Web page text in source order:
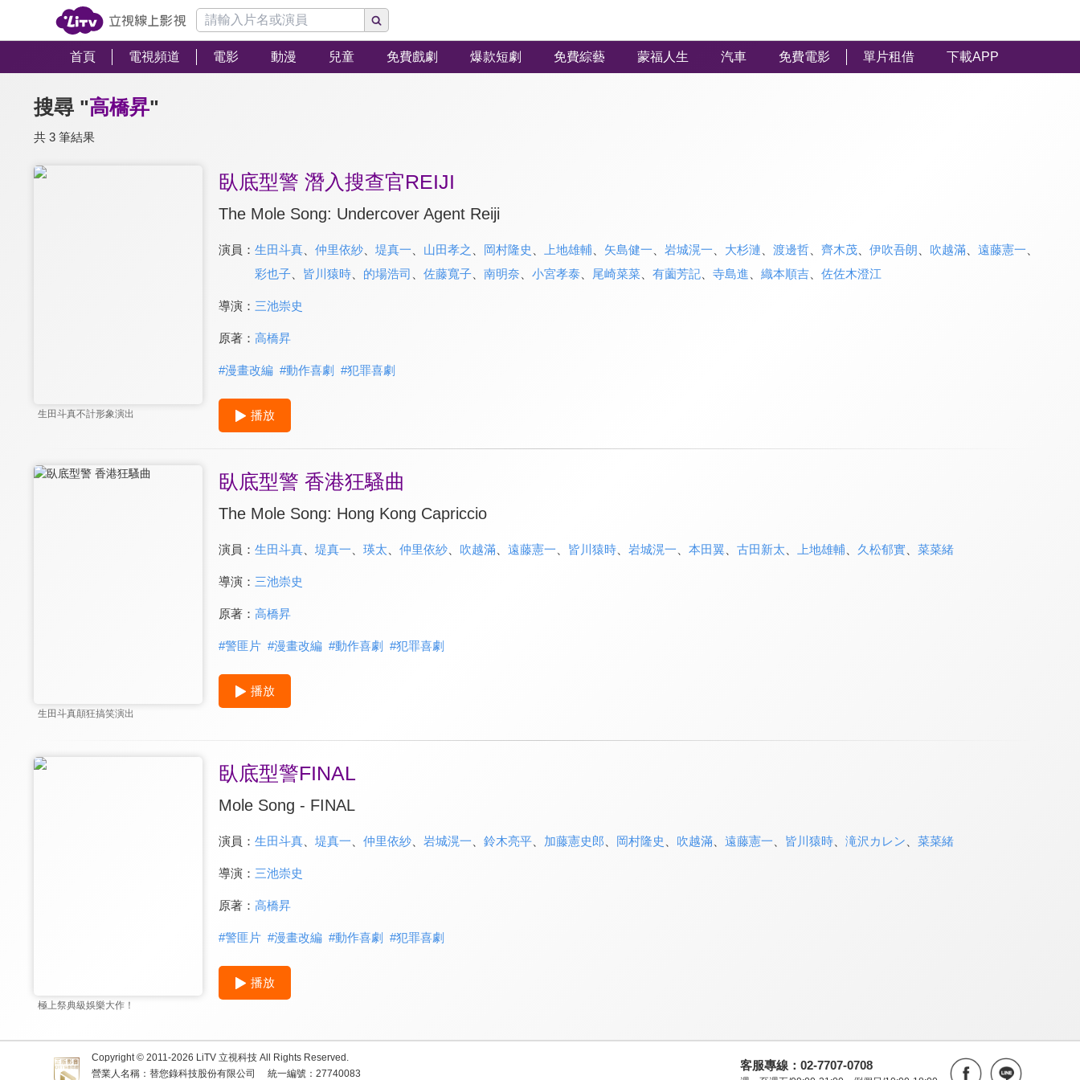
首頁 電視頻道 電影 動漫 兒童 免費戲劇 爆款短劇 免費綜藝 蒙福人生 汽車 免費電影 單片租借 下載APP
搜尋 "高橋昇"
共 3 筆結果
生田斗真不計形象演出
臥底型警 潛入搜查官REIJI
The Mole Song: Undercover Agent Reiji
演員： 生田斗真、 仲里依紗、 堤真一 山田孝之 岡村隆史 上地雄輔、 矢島健一 岩城滉一 大杉漣 渡邊哲、 齊木茂、 伊吹吾朗 吹越滿、 遠藤憲一
彩也子、 皆川猿時、 的場浩司 佐藤寬子、 南明奈 小宮孝泰、 尾崎菜菜、 有薗芳記、 寺島進 織本順吉、 佐佐木澄江
導演： 三池崇史
原著： 高橋昇
#漫畫改編 #動作喜劇 #犯罪喜劇
播放
生田斗真顛狂搞笑演出
臥底型警 香港狂騷曲
The Mole Song: Hong Kong Capriccio
演員： 生田斗真、 堤真一 瑛太 仲里依紗、 吹越滿、 遠藤憲一 皆川猿時、 岩城滉一 本田翼 古田新太 上地雄輔、 久松郁實、 菜菜緒
導演： 三池崇史
原著： 高橋昇
#警匪片 #漫畫改編 #動作喜劇 #犯罪喜劇
播放
極上祭典級娛樂大作！
臥底型警FINAL
Mole Song - FINAL
演員： 生田斗真、 堤真一 仲里依紗、 岩城滉一 鈴木亮平、 加藤憲史郎 岡村隆史 吹越滿、 遠藤憲一 皆川猿時、 滝沢カレン 菜菜緒
導演： 三池崇史
原著： 高橋昇
#警匪片 #漫畫改編 #動作喜劇 #犯罪喜劇
播放
Copyright © 2011-2026 LiTV 立視科技 All Rights Reserved.
營業人名稱：替您錄科技股份有限公司
統一編號：27740083
客服專線：02-7707-0708